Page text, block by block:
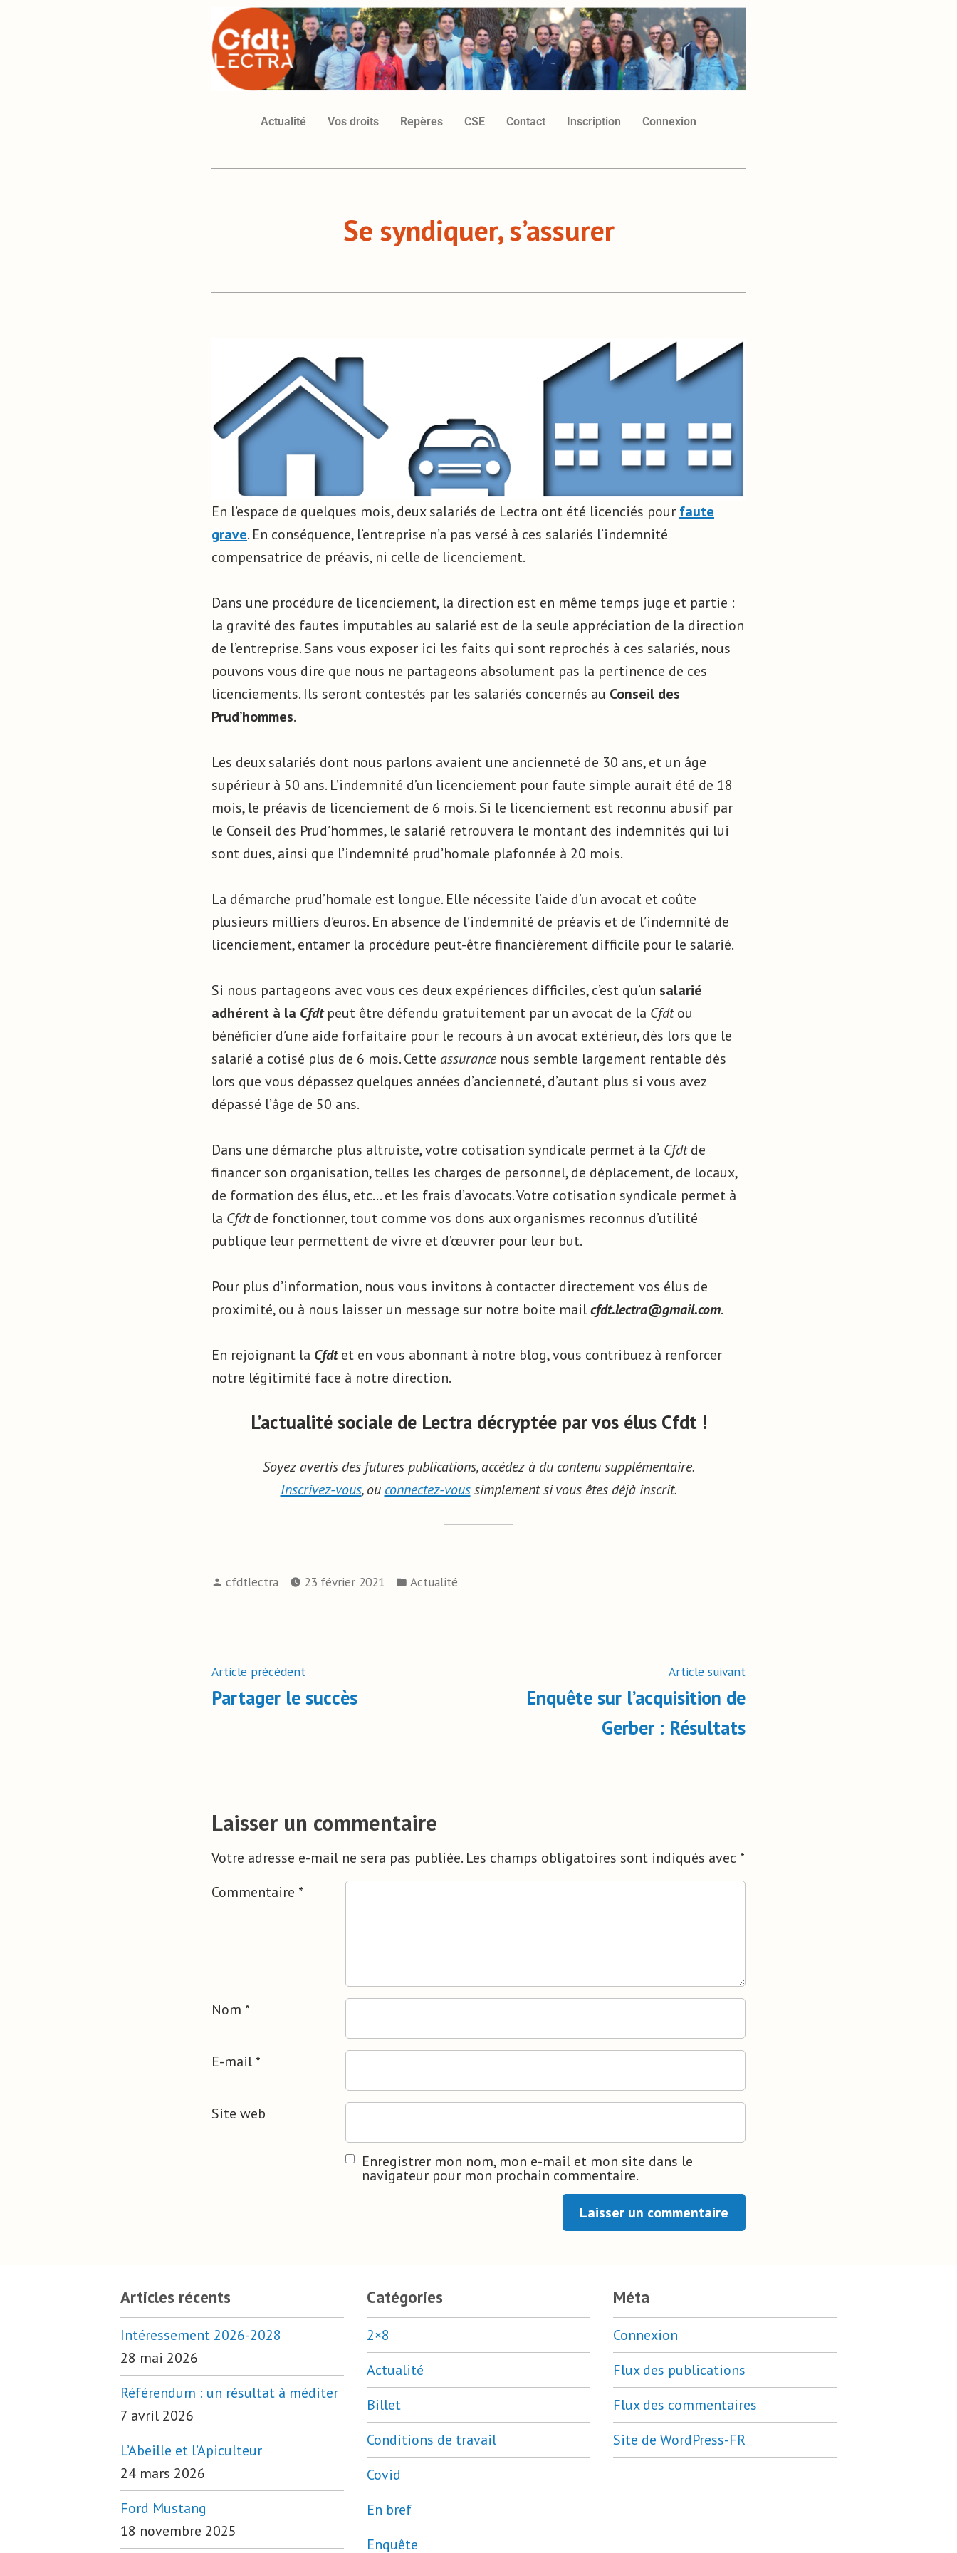
Actualité Vos droits Repères CSE Contact Inscription Connexion
Se syndiquer, s’assurer
En l’espace de quelques mois, deux salariés de Lectra ont été licenciés pour faute
grave. En conséquence, l’entreprise n’a pas versé à ces salariés l’indemnité
compensatrice de préavis, ni celle de licenciement.
Dans une procédure de licenciement, la direction est en même temps juge et partie :
la gravité des fautes imputables au salarié est de la seule appréciation de la direction
de l’entreprise. Sans vous exposer ici les faits qui sont reprochés à ces salariés, nous
pouvons vous dire que nous ne partageons absolument pas la pertinence de ces
licenciements. Ils seront contestés par les salariés concernés au Conseil des
Prud’hommes.
Les deux salariés dont nous parlons avaient une ancienneté de 30 ans, et un âge
supérieur à 50 ans. L’indemnité d’un licenciement pour faute simple aurait été de 18
mois, le préavis de licenciement de 6 mois. Si le licenciement est reconnu abusif par
le Conseil des Prud’hommes, le salarié retrouvera le montant des indemnités qui lui
sont dues, ainsi que l’indemnité prud’homale plafonnée à 20 mois.
La démarche prud’homale est longue. Elle nécessite l’aide d’un avocat et coûte
plusieurs milliers d’euros. En absence de l’indemnité de préavis et de l’indemnité de
licenciement, entamer la procédure peut-être financièrement difficile pour le salarié.
Si nous partageons avec vous ces deux expériences difficiles, c’est qu’un salarié
adhérent à la Cfdt peut être défendu gratuitement par un avocat de la Cfdtou
bénéficier d’une aide forfaitaire pour le recours à un avocat extérieur, dès lors que le
salarié a cotisé plus de 6 mois. Cette assurance nous semble largement rentable dès
lors que vous dépassez quelques années d’ancienneté, d’autant plus si vous avez
dépassé l’âge de 50 ans.
Dans une démarche plus altruiste, votre cotisation syndicale permet à la Cfdtde
financer son organisation, telles les charges de personnel, de déplacement, de locaux,
de formation des élus, etc… et les frais d’avocats. Votre cotisation syndicale permet à
la Cfdtde fonctionner, tout comme vos dons aux organismes reconnus d’utilité
publique leur permettent de vivre et d’œuvrer pour leur but.
Pour plus d’information, nous vous invitons à contacter directement vos élus de
proximité, ou à nous laisser un message sur notre boite mailcfdt.lectra@gmail.com.
En rejoignant la Cfdtet en vous abonnant à notre blog, vous contribuez à renforcer
notre légitimité face à notre direction.
L’actualité sociale de Lectra décryptée par vos élus Cfdt !
Soyez avertis des futures publications, accédez à du contenu supplémentaire.
Inscrivez-vous, ou connectez-voussimplement si vous êtes déjà inscrit.
cfdtlectra 23 février 2021 Actualité
Article précédent
Partager le succès
Article suivant
Enquête sur l’acquisition de
Gerber : Résultats
Laisser un commentaire
Votre adresse e-mail ne sera pas publiée. Les champs obligatoires sont indiqués avec *
Commentaire *
Nom *
E-mail *
Site web
Enregistrer mon nom, mon e-mail et mon site dans le
navigateur pour mon prochain commentaire.
Articles récents
Intéressement 2026-2028
28 mai 2026
Référendum : un résultat à méditer
7 avril 2026
L’Abeille et l’Apiculteur
24 mars 2026
Ford Mustang
18 novembre 2025
Catégories
2×8
Actualité
Billet
Conditions de travail
Covid
En bref
Enquête
Méta
Connexion
Flux des publications
Flux des commentaires
Site de WordPress-FR